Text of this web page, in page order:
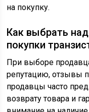
на покупку.
Как выбрать
покупки
При выборе
репутацию, отзывы
продавцы часто
возврату товара и